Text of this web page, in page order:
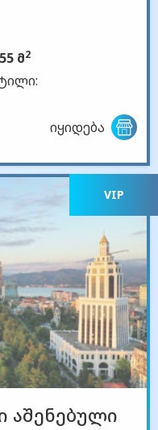
55 მ2
იყიდება
VIP
აშენებული